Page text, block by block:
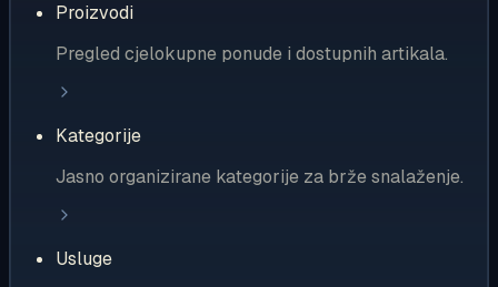
Proizvodi
Pregled cjelokupne ponude i dostupnih artikala.
Kategorije
Jasno organizirane kategorije za brže snalaženje.
Usluge